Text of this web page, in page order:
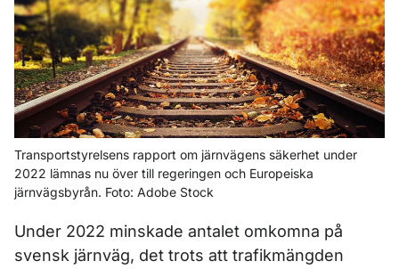
Transportstyrelsens rapport om järnvägens säkerhet under
2022 lämnas nu över till regeringen och Europeiska
järnvägsbyrån. Foto: Adobe Stock
Under 2022 minskade antalet omkomna på
svensk järnväg, det trots att trafikmängden